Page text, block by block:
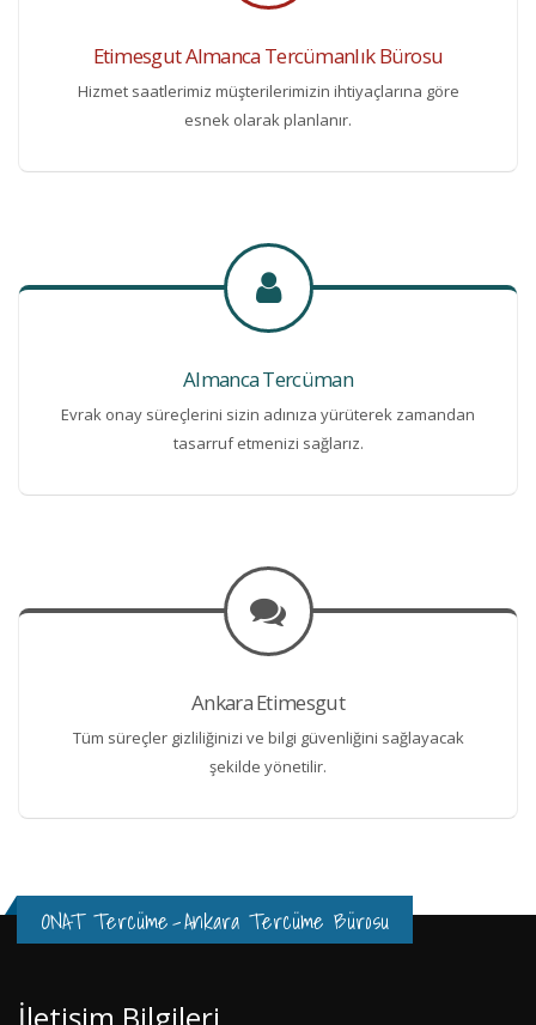
Etimesgut Almanca Tercümanlık Bürosu
Hizmet saatlerimiz müşterilerimizin ihtiyaçlarına göre
esnek olarak planlanır.
Almanca Tercüman
Evrak onay süreçlerini sizin adınıza yürüterek zamandan
tasarruf etmenizi sağlarız.
Ankara Etimesgut
Tüm süreçler gizliliğinizi ve bilgi güvenliğini sağlayacak
şekilde yönetilir.
ONAT Tercüme-Ankara Tercüme Bürosu
İletişim Bilgileri